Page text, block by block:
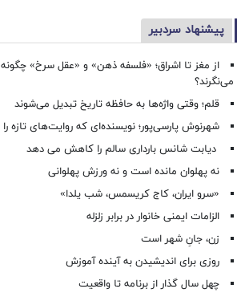
پیشنهاد سردبیر
از مغز تا اشراق؛ «فلسفه ذهن» و «عقل سرخ»
می‌نگرند؟
قلم؛ وقتی واژه‌ها به حافظه تاریخ تبدیل می‌شوند
شهرنوش پارسی‌پور؛ نویسنده‌ای که روایت‌های تازه را
دیابت شانس بارداری سالم را کاهش می دهد
نه پهلوان مانده است و نه ورزش پهلوانی
«سرو ایران، کاج کریسمس، شب یلدا»
الزامات ایمنی خانوار در برابر زلزله
زن، جانِ شهر است
روزی برای اندیشیدن به آینده آموزش
چهل سال گذار از برنامه تا واقعیت